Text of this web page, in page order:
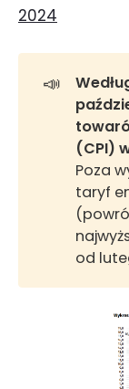
2024
📣
(CPI)
Poza
taryf
od